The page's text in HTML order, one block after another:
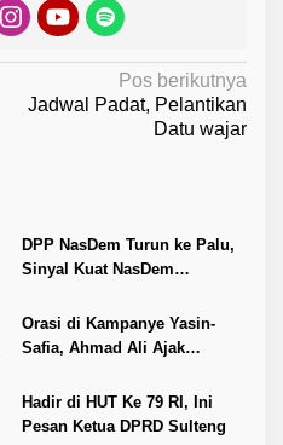
Pos berikutnya
Jadwal Padat, Pelantikan
Datu wajar
DPP NasDem Turun ke Palu,
Sinyal Kuat NasDem
Orasi di Kampanye Yasin-
Safia, Ahmad Ali Ajak
yang Dekat Pemerintah Pusat
Hadir di HUT Ke 79 RI, Ini
Pesan Ketua DPRD Sulteng